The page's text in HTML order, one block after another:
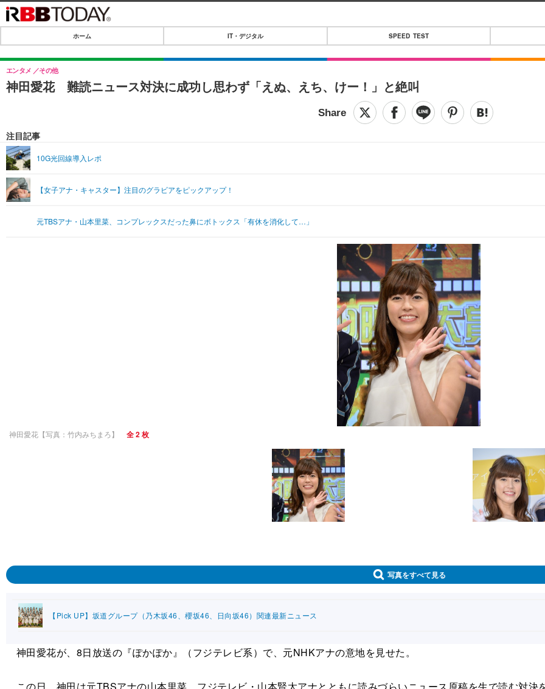
IT・デジタル
IT・デジタルTOP
SPEED TEST
音楽
ライフ
ペット
その他
リリース一覧
プッシュ通知の停止方法
ホーム IT・デジタル SPEED TEST
神田愛花 難読ニュース対決に成功し思わず「えぬ、えち、けー！」と絶叫
エンタメ その他
注目記事
10G光回線導入レポ
【女子アナ・キャスター】注目のグラビアをピックアップ！
元TBSアナ・山本里菜、コンプレックスだった鼻にボトックス「有休を消化して…」
神田愛花【写真：竹内みちまろ】 全 2 枚
写真をすべて見る
【Pick UP】坂道グループ（乃木坂46、櫻坂46、日向坂46）関連最新ニュース
神田愛花が、8日放送の『ぽかぽか』（フジテレビ系）で、元NHKアナの意地を見せた。